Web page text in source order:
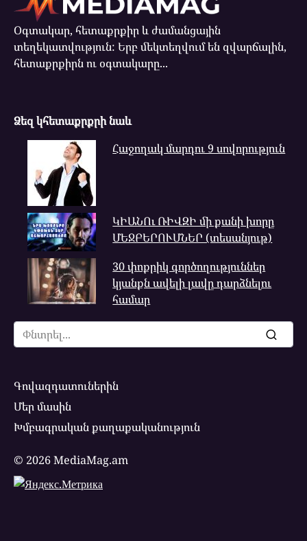
Օգտակար, հետաքրքիր և ժամանցային
տեղեկատվություն: Երբ մեկտեղվում են զվարճալին,
հետաքրքիրն ու օգտակարը...
Ձեզ կհետաքրքրի նաև
Հաջողակ մարդու 9 սովորություն
ԿԻԱՆՈւ ՌԻՎԶԻ մի քանի խորը
ՄԵՋԲԵՐՈՒՄՆԵՐ (տեսանյութ)
30 փոքրիկ գործողություններ
կյանքն ավելի լավը դարձնելու
համար
Search
for:
Գովազդատուներին
Մեր մասին
Խմբագրական քաղաքականություն
© 2026 MediaMag.am